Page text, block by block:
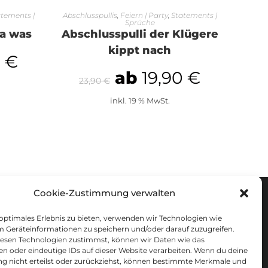
Cookie-Zustimmung verwalten
Erlebnis zu bieten, verwenden wir Technologien wie
Geräteinformationen zu speichern und/oder darauf zuzugreifen.
Technologien zustimmst, können wir Daten wie das
oder eindeutige IDs auf dieser Website verarbeiten. Wenn du deine
nicht erteilst oder zurückziehst, können bestimmte Merkmale und
|
was
€
AUSFÜHRUNG WÄHLEN
Abschlusspullis Feiern | Party, Statements |
Sprüche
Abschlusspulli der Klügere
kippt nach
23,90€ ab 19,90 €
inkl. 19 % MwSt.
UNSERE AGB
IMPRESSUM
DATENSCHUTZ